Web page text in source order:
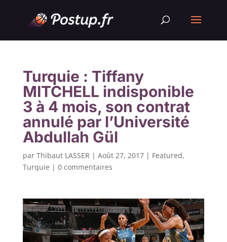
Turquie : Tiffany
MITCHELL indisponible
3 à 4 mois, son contrat
annulé par l’Université
Abdullah Gül
par Thibaut LASSER | Août 27, 2017| Featured,
Turquie | 0 commentaires